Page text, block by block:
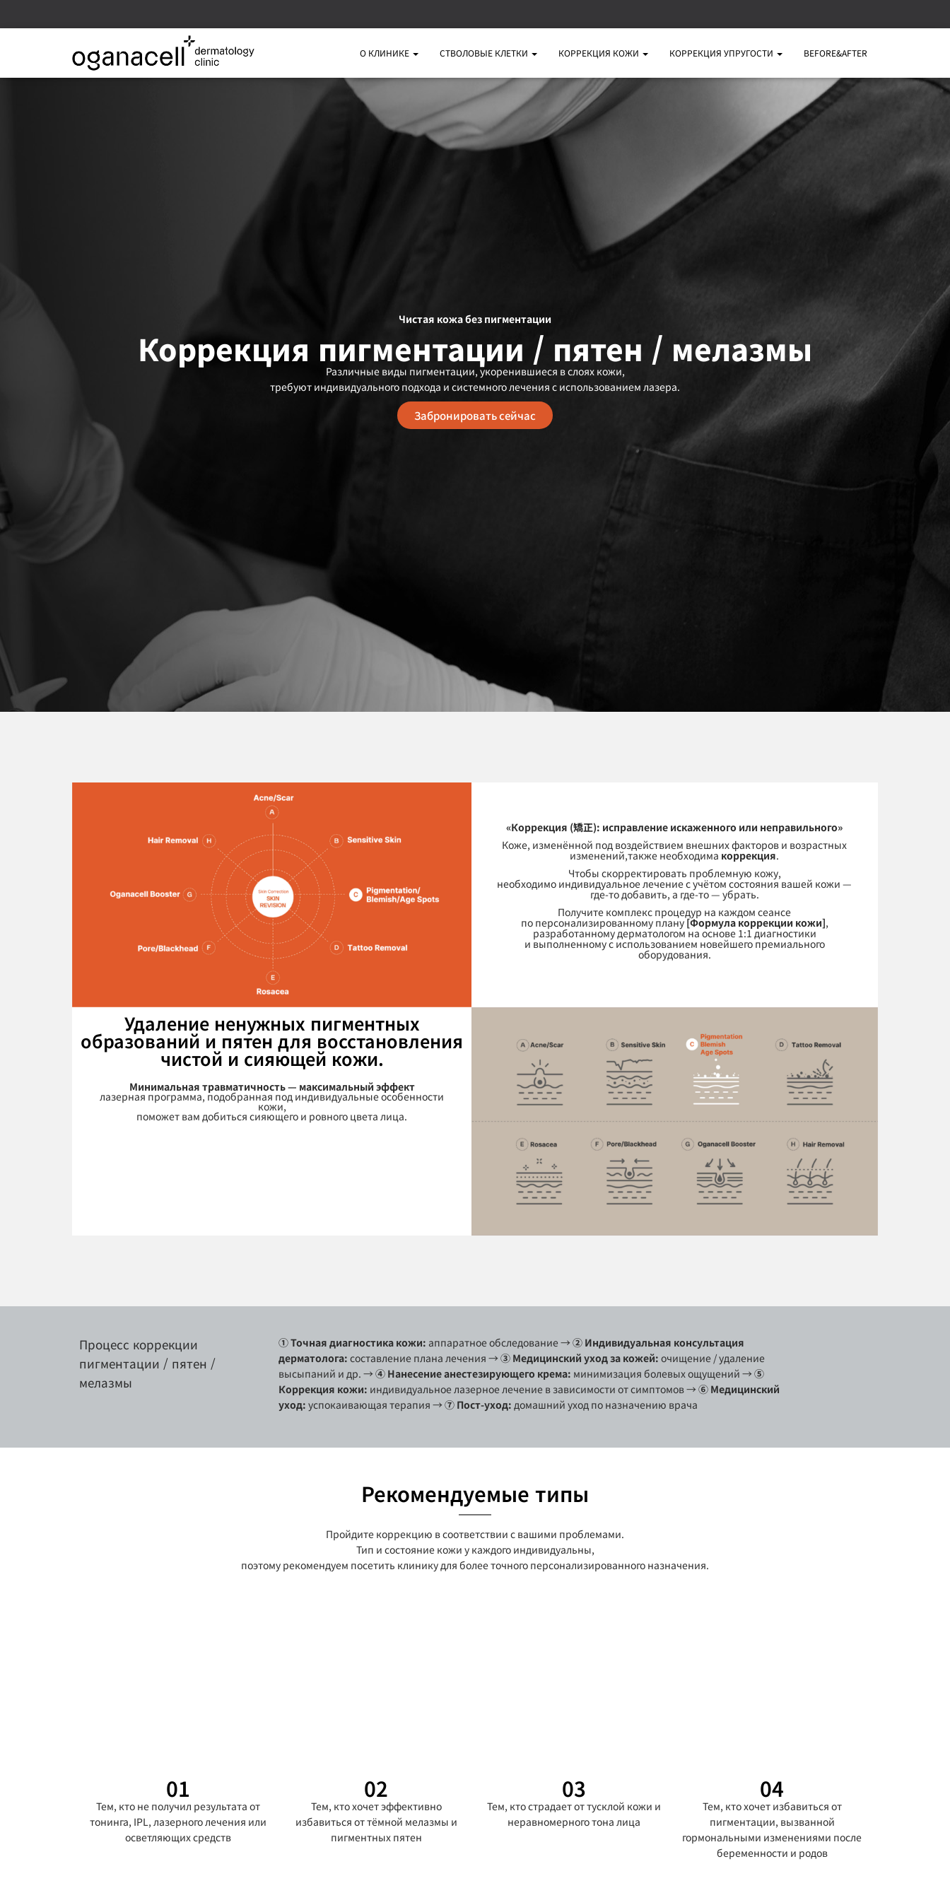
О КЛИНИКЕ СТВОЛОВЫЕ КЛЕТКИ КОРРЕКЦИЯ КОЖИ КОРРЕКЦИЯ УПРУГОСТИ BEFORE&AFTER
Чистая кожа без пигментации
Коррекция пигментации / пятен / мелазмы
Различные виды пигментации, укоренившиеся в слоях кожи,
требуют индивидуального подхода и системного лечения с использованием лазера.
Забронировать сейчас
«Коррекция (矯正): исправление искаженного или неправильного»
Коже, изменённой под воздействием внешних факторов и возрастных
изменений,также необходима коррекция.
Чтобы скорректировать проблемную кожу,
необходимо индивидуальное лечение с учётом состояния вашей кожи —
где-то добавить, а где-то — убрать.
Получите комплекс процедур на каждом сеансе
по персонализированному плану[Формула коррекции кожи],
разработанному дерматологом на основе 1:1 диагностики
и выполненному с использованием новейшего премиального
оборудования.
Удаление ненужных пигментных
образований и пятен для восстановления
чистой и сияющей кожи.
Минимальная травматичность — максимальный эффект
лазерная программа, подобранная под индивидуальные особенности
кожи,
поможет вам добиться сияющего и ровного цвета лица.
Процесс коррекции
пигментации / пятен /
мелазмы
① Точная диагностика кожи: аппаратное обследование →② Индивидуальная консультация
дерматолога: составление плана лечения →③ Медицинский уход за кожей: очищение / удаление
высыпаний и др. →④ Нанесение анестезирующего крема: минимизация болевых ощущений →⑤
Коррекция кожи: индивидуальное лазерное лечение в зависимости от симптомов→⑥ Медицинский
уход: успокаивающая терапия →⑦ Пост-уход: домашний уход по назначению врача
Рекомендуемые типы
Пройдите коррекцию в соответствии с вашими проблемами.
Тип и состояние кожи у каждого индивидуальны,
поэтому рекомендуем посетить клинику для более точного персонализированного назначения.
01
Тем, кто не получил результата от
тонинга, IPL, лазерного лечения или
осветляющих средств
02
Тем, кто хочет эффективно
избавиться от тёмной мелазмы и
пигментных пятен
03
Тем, кто страдает от тусклой кожи и
неравномерного тона лица
04
Тем, кто хочет избавиться от
пигментации, вызванной
гормональными изменениями после
беременности и родов